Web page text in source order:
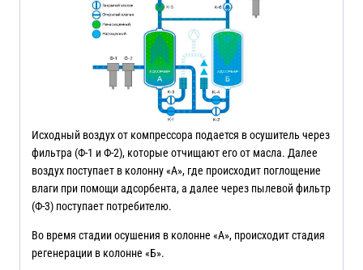
Исходный воздух от компрессора подается в осушитель через
фильтра (Ф-1 и Ф-2), которые отчищают его от масла. Далее
воздух поступает в колонну «А», где происходит поглощение
влаги при помощи адсорбента, а далее через пылевой фильтр
(Ф-3) поступает потребителю.
Во время стадии осушения в колонне «А», происходит стадия
регенерации в колонне «Б».